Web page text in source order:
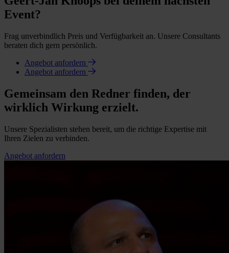
Event?
Frag unverbindlich Preis und Verfügbarkeit an. Unsere Consultants
beraten dich gern persönlich.
Angebot anfordern
Angebot anfordern
Gemeinsam den Redner finden, der
wirklich Wirkung erzielt.
Unsere Spezialisten stehen bereit, um die richtige Expertise mit
Ihren Zielen zu verbinden.
Angebot anfordern